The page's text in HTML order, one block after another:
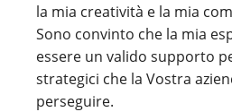
la mia creatività e la mia
Sono convinto che la mia
essere un valido supporto
strategici che la Vostra
perseguire.